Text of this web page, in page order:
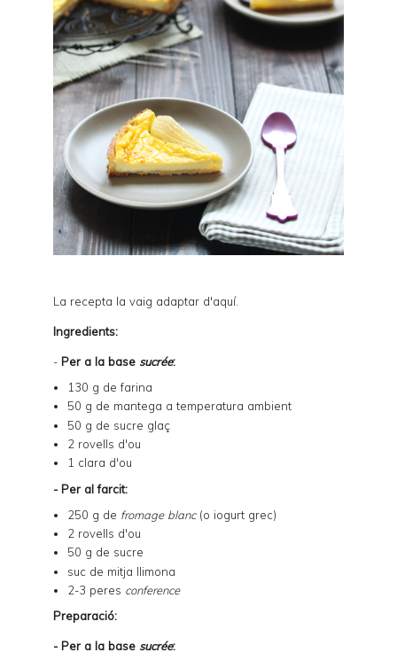
La recepta la vaig adaptar d'aquí.
Ingredients:
- Per a la base sucrée:
130 g de farina
50 g de mantega a temperatura ambient
50 g de sucre glaç
2 rovells d'ou
1 clara d'ou
- Per al farcit:
250 g de fromage blanc(o iogurt grec)
2 rovells d'ou
50 g de sucre
suc de mitja llimona
2-3 peres conference
Preparació:
- Per a la base sucrée: